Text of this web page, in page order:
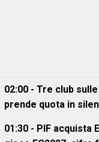
02:00 - Tre club
prende quota in
01:30 - PIF